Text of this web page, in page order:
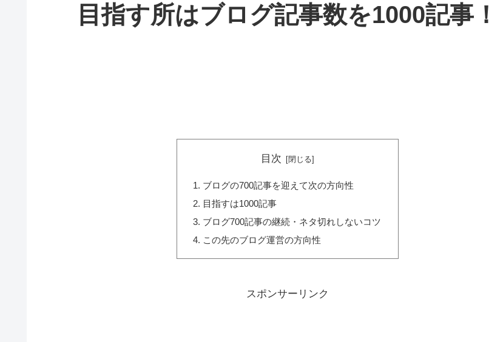
目指す所はブログ記事数を1000記事！
目次
ブログの700記事を迎えて次の方向性
目指すは1000記事
ブログ700記事の継続・ネタ切れしないコツ
この先のブログ運営の方向性
スポンサーリンク